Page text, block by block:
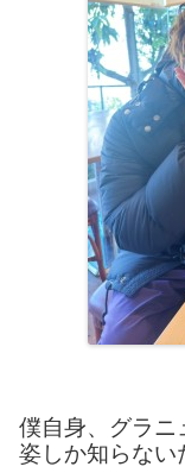
僕自身、グラニ
姿しか知らない